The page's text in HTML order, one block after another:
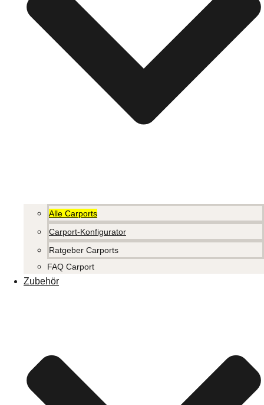
Alle Carports
Carport-Konfigurator
Ratgeber Carports
FAQ Carport
Zubehör